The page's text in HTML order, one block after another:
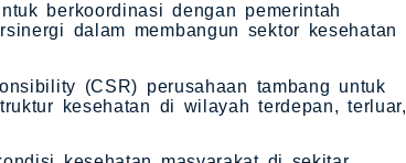
berkoordinasi dengan pemerintah
dalam membangun sektor kesehatan
(CSR) perusahaan tambang untuk
kesehatan di wilayah terdepan, terluar,